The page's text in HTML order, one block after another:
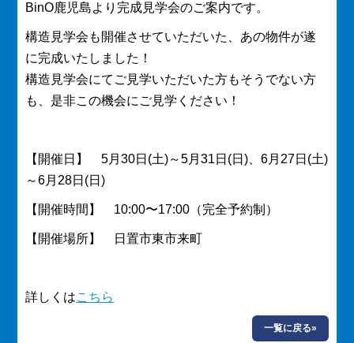
BinO鹿児島より完成見学会のご案内です。
構造見学会も開催させていただいた、あの物件が遂
に完成いたしました！
構造見学会にてご見学いただいた方もそうでない方
も、是非この機会にご見学ください！
【開催日】 5月30日(土)～5月31日(日)、6月27日(土)
～6月28日(日)
【開催時間】 10:00〜17:00（完全予約制）
【開催場所】 日置市東市来町
詳しくはこちら
一覧に戻る»